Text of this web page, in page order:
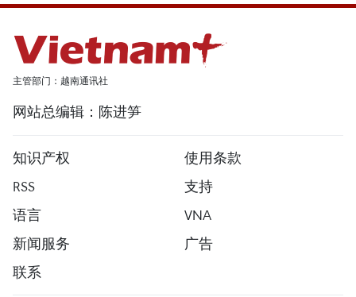
主管部门：越南通讯社
网站总编辑：陈进笋
知识产权
使用条款
RSS
支持
语言
VNA
新闻服务
广告
联系